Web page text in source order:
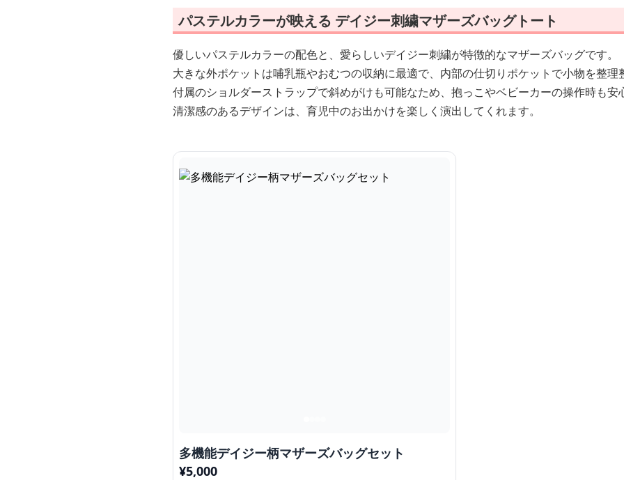
パステルカラーが映える デイジー刺繍マザーズバッグトート
優しいパステルカラーの配色と、愛らしいデイジー刺繍が特徴的なマザーズバッグです。
大きな外ポケットは哺乳瓶やおむつの収納に最適で、内部の仕切りポケットで小物を整理
付属のショルダーストラップで斜めがけも可能なため、抱っこやベビーカーの操作時も安
清潔感のあるデザインは、育児中のお出かけを楽しく演出してくれます。
多機能デイジー柄マザーズバッグセット
¥5,000